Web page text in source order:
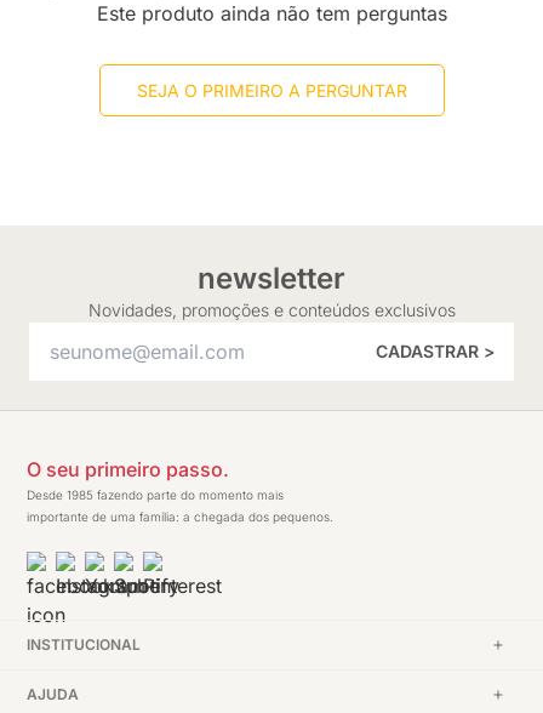
Este produto ainda não tem perguntas
SEJA O PRIMEIRO A PERGUNTAR
newsletter
Novidades, promoções e conteúdos exclusivos
CADASTRAR >
O seu primeiro passo.
Desde 1985 fazendo parte do momento mais
importante de uma família: a chegada dos pequenos.
INSTITUCIONAL
AJUDA